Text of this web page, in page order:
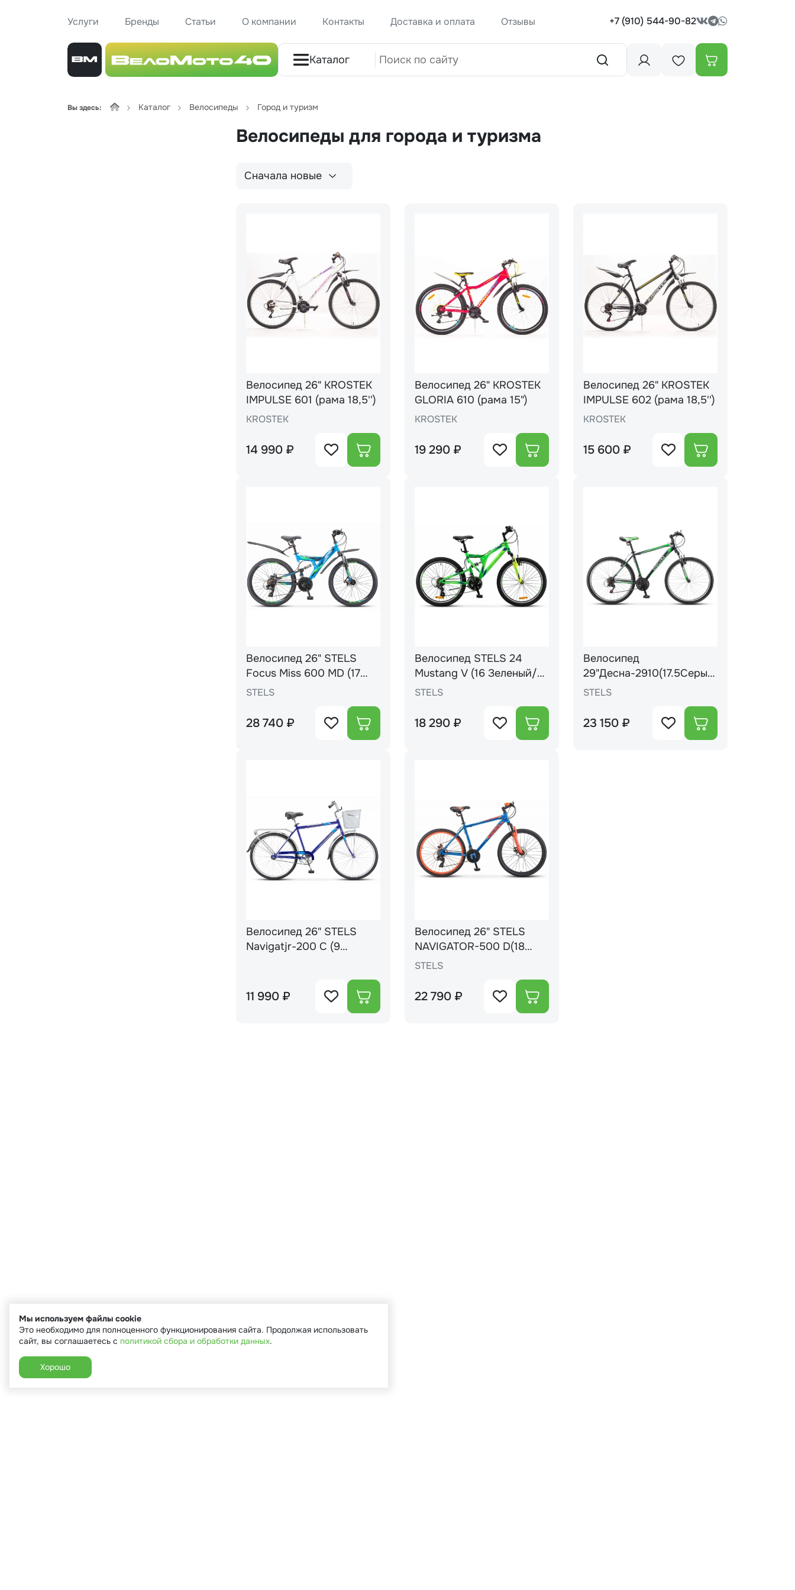
Услуги Бренды Статьи О компании Контакты Доставка и оплата Отзывы +7 (910) 544-90-82
Каталог
Вы здесь: Каталог Велосипеды Город и туризм
Велосипеды для города и туризма
Сначала новые
Велосипед 26" KROSTEK
IMPULSE 601 (рама 18,5'')
KROSTEK
14 990 ₽
Велосипед 26" KROSTEK
GLORIA 610 (рама 15")
KROSTEK
19 290 ₽
Велосипед 26" KROSTEK
IMPULSE 602 (рама 18,5'')
KROSTEK
15 600 ₽
Велосипед 26" STELS
Focus Miss 600 MD (17
голубой)++
STELS
28 740 ₽
Велосипед STELS 24
Mustang V (16 Зеленый/
черый) М020
STELS
18 290 ₽
Велосипед
29"Десна-2910(17.5Cерый/
зелёный)++
STELS
23 150 ₽
Велосипед 26" STELS
Navigatjr-200 С (9
11 990 ₽
Велосипед 26" STELS
NAVIGATOR-500 D(18
СИНИЙ/красный)
STELS
22 790 ₽
Мы используем файлы cookie
Это необходимо для полноценного функционирования сайта. Продолжая использовать
сайт, вы соглашаетесь с политикой сбора и обработки данных.
Хорошо